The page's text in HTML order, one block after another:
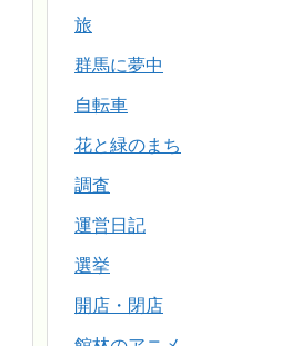
旅
群馬に夢中
自転車
花と緑のまち
調査
運営日記
選挙
開店・閉店